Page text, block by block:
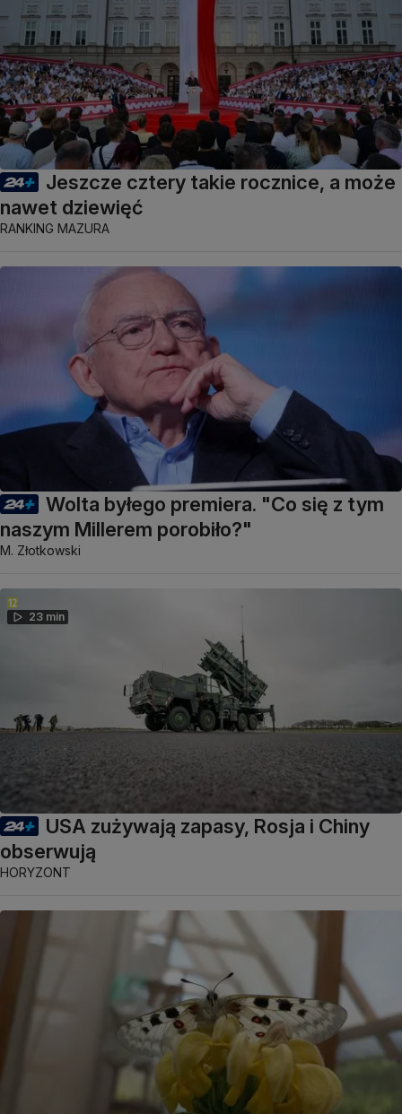
Jeszcze cztery takie rocznice, a może
nawet dziewięć
RANKING MAZURA
Wolta byłego premiera. "Co się z tym
naszym Millerem porobiło?"
M. Złotkowski
23 min
USA zużywają zapasy, Rosja i Chiny
obserwują
HORYZONT